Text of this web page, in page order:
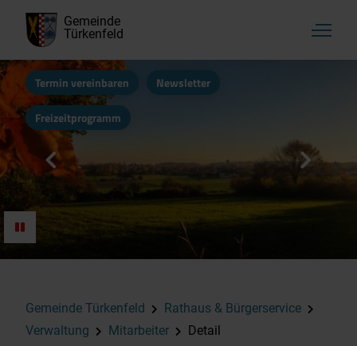
Gemeinde
Türkenfeld
Termin vereinbaren Newsletter
Freizeitprogramm
Gemeinde Türkenfeld
Rathaus & Bürgerservice
Verwaltung
Mitarbeiter Detail